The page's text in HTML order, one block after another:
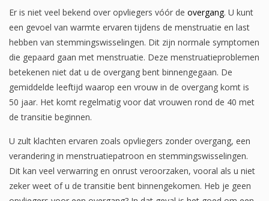
Er is niet veel bekend over opvliegers vóór de overgang. U kunt
een gevoel van warmte ervaren tijdens de menstruatie en last
hebben van stemmingswisselingen. Dit zijn normale symptomen
die gepaard gaan met menstruatie. Deze menstruatieproblemen
betekenen niet dat u de overgang bent binnengegaan. De
gemiddelde leeftijd waarop een vrouw in de overgang komt is
50 jaar. Het komt regelmatig voor dat vrouwen rond de 40 met
de transitie beginnen.
U zult klachten ervaren zoals opvliegers zonder overgang, een
verandering in menstruatiepatroon en stemmingswisselingen.
Dit kan veel verwarring en onrust veroorzaken, vooral als u niet
zeker weet of u de transitie bent binnengekomen. Heb je geen